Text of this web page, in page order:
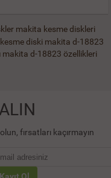
makita kesme diskleri
diski makita d-18823
makita d-18823 özellikleri
fırsatları kaçırmayın